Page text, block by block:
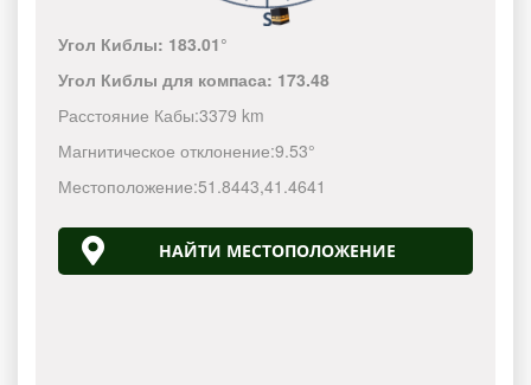
Угол Киблы: 183.01°
Угол Киблы для компаса: 173.48
Расстояние Кабы:3379 km
Магнитическое отклонение:9.53°
Местоположение:51.8443,41.4641
НАЙТИ МЕСТОПОЛОЖЕНИЕ